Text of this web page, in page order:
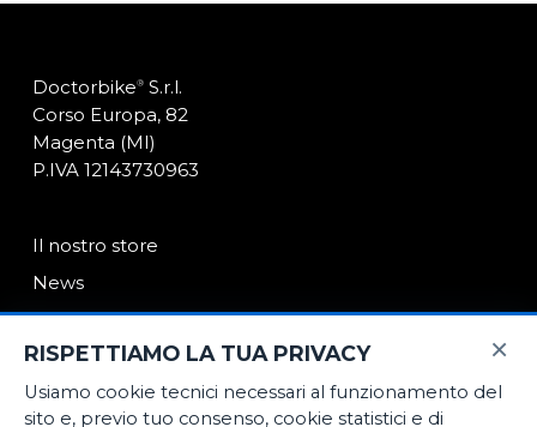
Doctorbike®S.r.l.
Corso Europa, 82
Magenta (MI)
P.IVA 12143730963
Il nostro store
News
Contatti
E-Commerce
×
RISPETTIAMO LA TUA PRIVACY
Usiamo cookie tecnici necessari al funzionamento del
sito e, previo tuo consenso, cookie statistici e di